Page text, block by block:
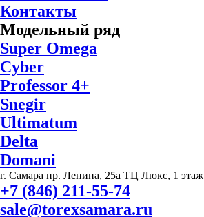
Контакты
Модельный ряд
Super Omega
Cyber
Professor 4+
Snegir
Ultimatum
Delta
Domani
г. Самара пр. Ленина, 25а ТЦ Люкс, 1 этаж
+7 (846) 211-55-74
sale@torexsamara.ru